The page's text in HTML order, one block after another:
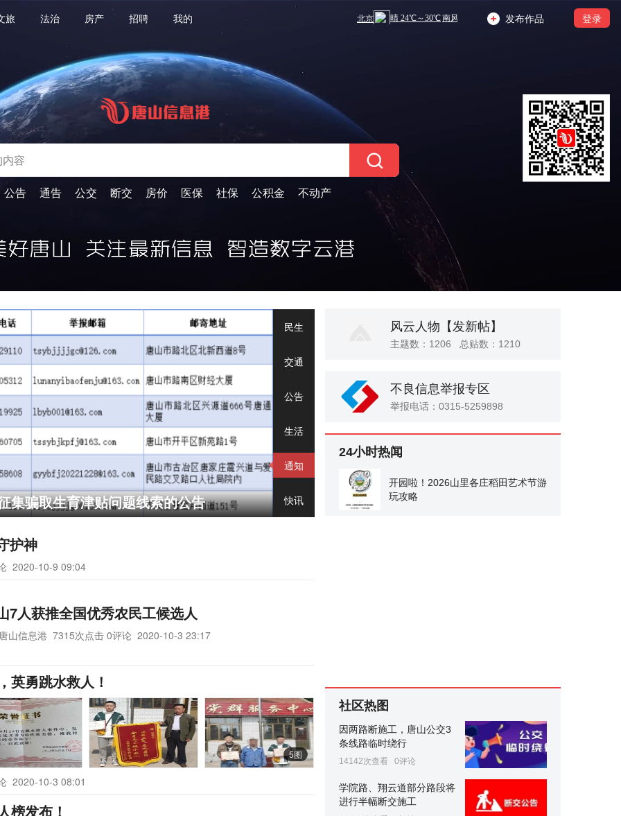
旅 法治 房产 招聘 我的 发布作品 登录
公告 通告 公交 断交 房价 医保 社保 公积金 不动产
集骗取生育津贴问题线索的公告
民生
交通
公告
生活
通知
快讯
护神
2020-10-9 09:04
7人获推全国优秀农民工候选人
山信息港 7315次点击 0评论 2020-10-3 23:17
英勇跳水救人！
5图
2020-10-3 08:01
榜发布！
风云人物 【发新帖】
主题数：1206 总贴数：1210
不良信息举报专区
举报电话：0315-5259898
24小时热闻
开园啦！2026山里各庄稻田艺术节游
玩攻略
社区热图
因两路断施工，唐山公交3
条线路临时绕行
14142次查看 0评论
学院路、翔云道部分路段将
进行半幅断交施工